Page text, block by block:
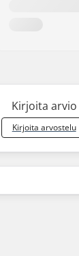
Kirjoita arvio
Kirjoita arvostelu